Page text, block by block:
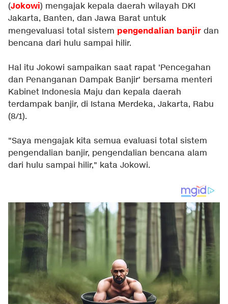
(Jokowi) mengajak kepala daerah wilayah DKI
Jakarta, Banten, dan Jawa Barat untuk
mengevaluasi total sistem pengendalian banjir dan
bencana dari hulu sampai hilir.
Hal itu Jokowi sampaikan saat rapat 'Pencegahan
dan Penanganan Dampak Banjir' bersama menteri
Kabinet Indonesia Maju dan kepala daerah
terdampak banjir, di Istana Merdeka, Jakarta, Rabu
(8/1).
"Saya mengajak kita semua evaluasi total sistem
pengendalian banjir, pengendalian bencana alam
dari hulu sampai hilir," kata Jokowi.